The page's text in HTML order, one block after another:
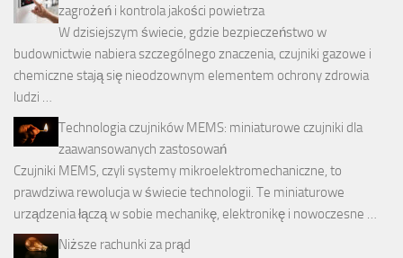
zagrożeń i kontrola jakości powietrza
W dzisiejszym świecie, gdzie bezpieczeństwo w
budownictwie nabiera szczególnego znaczenia, czujniki gazowe i
chemiczne stają się nieodzownym elementem ochrony zdrowia
ludzi …
Technologia czujników MEMS: miniaturowe czujniki dla
zaawansowanych zastosowań
Czujniki MEMS, czyli systemy mikroelektromechaniczne, to
prawdziwa rewolucja w świecie technologii. Te miniaturowe
urządzenia łączą w sobie mechanikę, elektronikę i nowoczesne …
Niższe rachunki za prąd